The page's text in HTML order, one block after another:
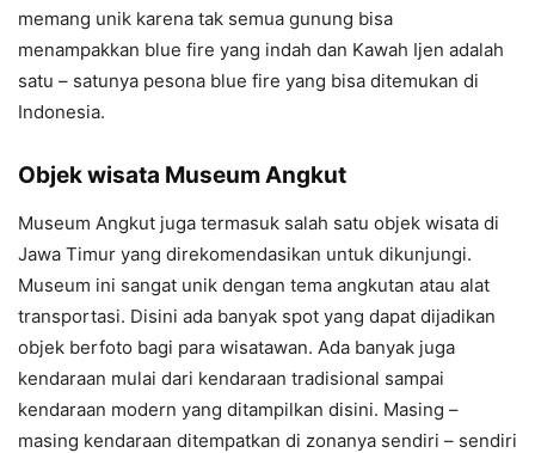
memang unik karena tak semua gunung bisa
menampakkan blue fire yang indah dan Kawah Ijen adalah
satu – satunya pesona blue fire yang bisa ditemukan di
Indonesia.
Objek wisata Museum Angkut
Museum Angkut juga termasuk salah satu objek wisata di
Jawa Timur yang direkomendasikan untuk dikunjungi.
Museum ini sangat unik dengan tema angkutan atau alat
transportasi. Disini ada banyak spot yang dapat dijadikan
objek berfoto bagi para wisatawan. Ada banyak juga
kendaraan mulai dari kendaraan tradisional sampai
kendaraan modern yang ditampilkan disini. Masing –
masing kendaraan ditempatkan di zonanya sendiri – sendiri